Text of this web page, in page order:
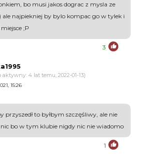
bo musi jakos dograc z mysla ze
ale najpiekniej by bylo kompac go w tylek i
;P
3
aktywny: 4 lat temu, 2022-01-13)
15:26
przyszedł to byłbym szczęśliwy, ale nie
bo w tym klubie nigdy nic nie wiadomo
1